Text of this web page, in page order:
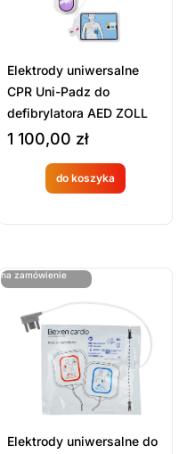
Elektrody uniwersalne
CPR Uni-Padz do
defibrylatora AED ZOLL
AED 3
1 100,00 zł
do koszyka
Produkt
na
zamówien
ie
na zamówienie
ostatnie sztuki
Elektrody uniwersalne do